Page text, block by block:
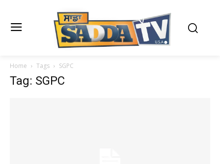
Home Tags SGPC
Tag: SGPC